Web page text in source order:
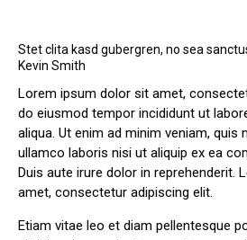
Stet clita kasd gubergren, no sea
Kevin Smith
Lorem ipsum dolor sit amet,
do eiusmod tempor incididunt ut
aliqua. Ut enim ad minim veniam, quis
ullamco laboris nisi ut aliquip ex ea
Duis aute irure dolor in reprehenderit.
amet, consectetur adipiscing elit.
Etiam vitae leo et diam pellentesque